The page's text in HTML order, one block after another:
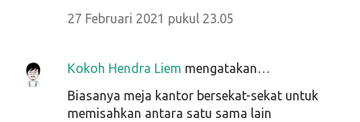
27 Februari 2021 pukul 23.05
Kokoh Hendra Liem mengatakan…
Biasanya meja kantor bersekat-sekat untuk
memisahkan antara satu sama lain